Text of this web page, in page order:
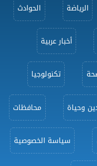
الرياضة الحوادث
أخبار عربية
تكنولوجيا
وحياة محافظات
سياسة الخصوصية